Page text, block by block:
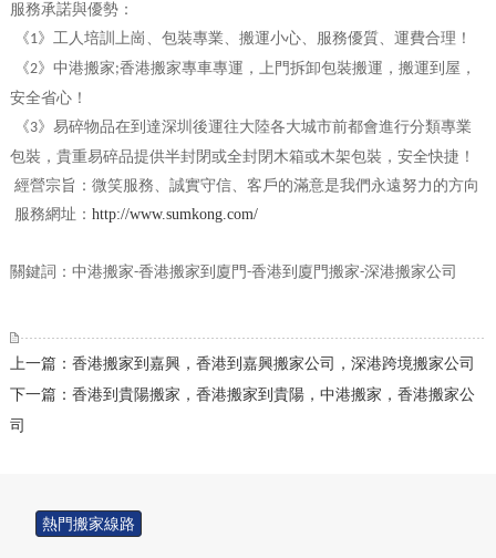
服務承諾與優勢：
《1》工人培訓上崗、包裝專業、搬運小心、服務優質、運費合理！
《2》中港搬家;香港搬家專車專運，上門拆卸包裝搬運，搬運到屋，
安全省心！
《3》易碎物品在到達深圳後運往大陸各大城市前都會進行分類專業
包裝，貴重易碎品提供半封閉或全封閉木箱或木架包裝，安全快捷！
經營宗旨：微笑服務、誠實守信、客戶的滿意是我們永遠努力的方向
服務網址： http://www.sumkong.com/
關鍵詞：中港搬家-香港搬家到廈門-香港到廈門搬家-深港搬家公司
上一篇：香港搬家到嘉興，香港到嘉興搬家公司，深港跨境搬家公司
下一篇：香港到貴陽搬家，香港搬家到貴陽，中港搬家，香港搬家公
司
熱門搬家線路